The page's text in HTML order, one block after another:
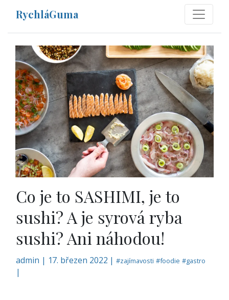
RychláGuma
Co je to SASHIMI, je to
sushi? A je syrová ryba
sushi? Ani náhodou!
admin | 17. březen 2022 |#zajímavosti #foodie #gastro
|